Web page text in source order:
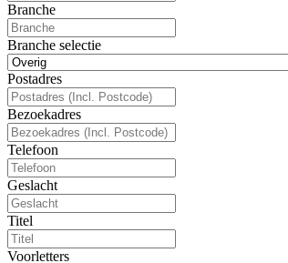
Branche
Branche selectie
Postadres
Bezoekadres
Telefoon
Geslacht
Titel
Voorletters